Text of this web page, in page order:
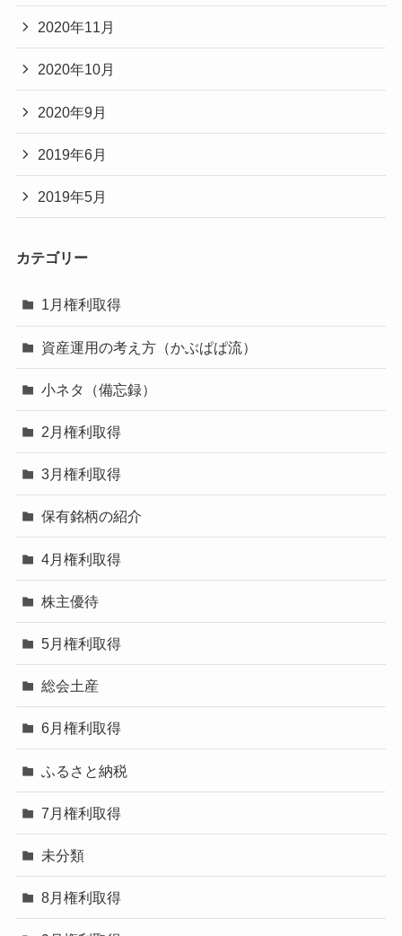
2020年11月
2020年10月
2020年9月
2019年6月
2019年5月
カテゴリー
1月権利取得
資産運用の考え方（かぶぱぱ流）
小ネタ（備忘録）
2月権利取得
3月権利取得
保有銘柄の紹介
4月権利取得
株主優待
5月権利取得
総会土産
6月権利取得
ふるさと納税
7月権利取得
未分類
8月権利取得